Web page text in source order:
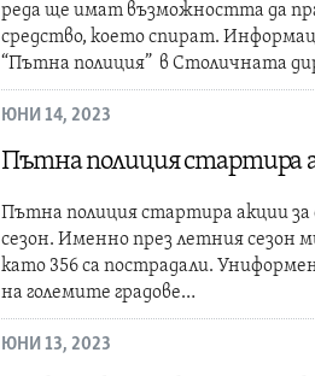
реда ще имат възможността да
средство, което спират.
“Пътна полиция” в Столичната
ЮНИ 14, 2023
Пътна полиция стартира
Пътна полиция стартира акции за
сезон. Именно през летния сезон
като 356 са пострадали.
на големите градове…
ЮНИ 13, 2023